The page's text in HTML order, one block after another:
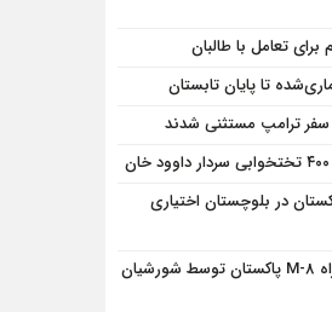
برای تعامل با طالبان
تا پایان تابستان
ترامپ مستثنی شدند
در بلوچستان اختیاری
نگرانی چین از ناامنی پروژه‌های بزرگراه M-8 پاکستان توسط شورشیان